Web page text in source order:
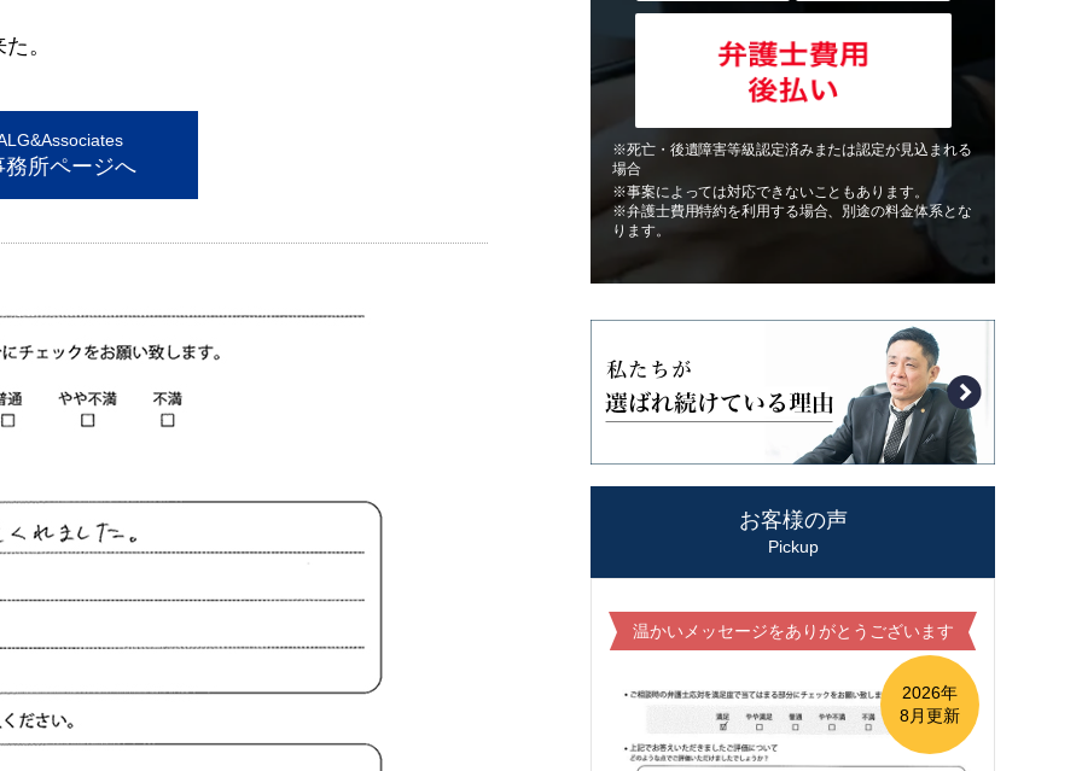
。
所ページへ
※死亡・後遺障害等級認定済みまたは認定が見込まれる
場合
※事案によっては対応できないこともあります。
※弁護士費用特約を利用する場合、別途の料金体系とな
ります。
お客様の声
Pickup
温かいメッセージをありがとうございます
2026年
8月更新